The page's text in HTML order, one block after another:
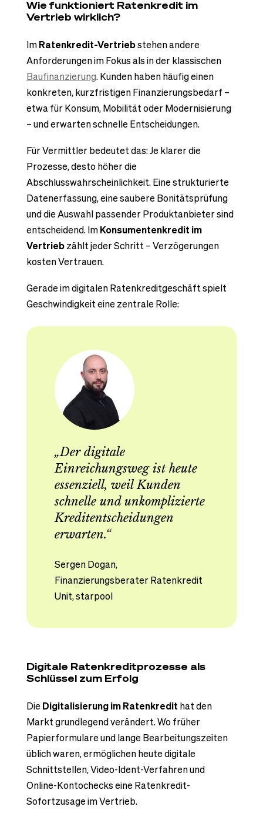
Wie funktioniert Ratenkredit im
Vertrieb wirklich?
ImRatenkredit-Vertriebstehen andere
Anforderungen im Fokus als in der klassischen
Baufinanzierung. Kunden haben häufig einen
konkreten, kurzfristigen Finanzierungsbedarf –
etwa für Konsum, Mobilität oder Modernisierung
– und erwarten schnelle Entscheidungen.
Für Vermittler bedeutet das: Je klarer die
Prozesse, desto höher die
Abschlusswahrscheinlichkeit. Eine strukturierte
Datenerfassung, eine saubere Bonitätsprüfung
und die Auswahl passender Produktanbieter sind
entscheidend. ImKonsumentenkredit im
Vertriebzählt jeder Schritt – Verzögerungen
kosten Vertrauen.
Gerade im digitalen Ratenkreditgeschäft spielt
Geschwindigkeit eine zentrale Rolle:
„Der digitale
Einreichungsweg ist heute
essenziell, weil Kunden
schnelle und unkomplizierte
Kreditentscheidungen
erwarten.“
Sergen Dogan,
Finanzierungsberater Ratenkredit
Unit, starpool
Digitale Ratenkreditprozesse als
Schlüssel zum Erfolg
Die Digitalisierung im Ratenkredit hat den
Markt grundlegend verändert. Wo früher
Papierformulare und lange Bearbeitungszeiten
üblich waren, ermöglichen heute digitale
Schnittstellen, Video-Ident-Verfahren und
Online-Kontochecks eine Ratenkredit-
Sofortzusage im Vertrieb.